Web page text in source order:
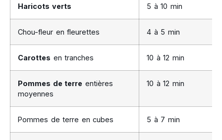
Haricots verts 5 à 10 min
Chou-fleur en fleurettes 4 à 5 min
Carottes en tranches 10 à 12 min
Pommes de terre entières
moyennes
10 à 12 min
Pommes de terre en cubes 5 à 7 min